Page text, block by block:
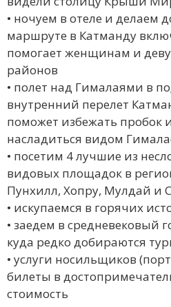
• ночуем в отеле и делаем
маршруте в Катманду
помогает женщинам и
районов
• полет над Гималаями в
внутренний перелет
поможет избежать пробок
насладиться видом
• посетим 4 лучшие из
видовых площадок в
Пунхилл, Хопру, Мулдай и
• искупаемся в горячих
• заедем в средневековый
куда редко добираются
• услуги носильщиков
билеты в
стоимость